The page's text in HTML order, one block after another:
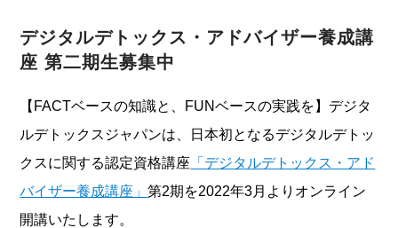
デジタルデトックス・アドバイザー養成講
座 第二期生募集中
【FACTベースの知識と、FUNベースの実践を】デジタ
ルデトックスジャパンは、日本初となるデジタルデトッ
クスに関する認定資格講座 「デジタルデトックス・アド
バイザー養成講座」第2期を2022年3月よりオンライン
開講いたします。